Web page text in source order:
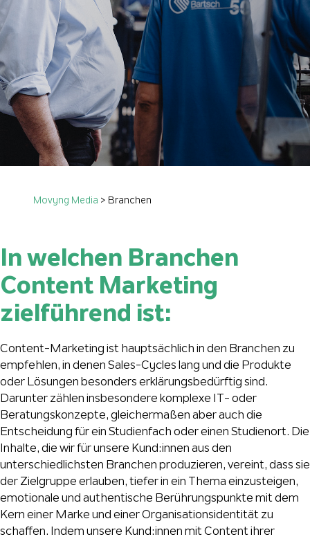
Movyng Media > Branchen
In welchen Branchen
Content Marketing
zielführend ist:
Content-Marketing ist hauptsächlich in den Branchen zu
empfehlen, in denen Sales-Cycles lang und die Produkte
oder Lösungen besonders erklärungsbedürftig sind.
Darunter zählen insbesondere komplexe IT- oder
Beratungskonzepte, gleichermaßen aber auch die
Entscheidung für ein Studienfach oder einen Studienort. Die
Inhalte, die wir für unsere Kund:innen aus den
unterschiedlichsten Branchen produzieren, vereint, dass sie
der Zielgruppe erlauben, tiefer in ein Thema einzusteigen,
emotionale und authentische Berührungspunkte mit dem
Kern einer Marke und einer Organisationsidentität zu
schaffen. Indem unsere Kund:innen mit Content ihrer